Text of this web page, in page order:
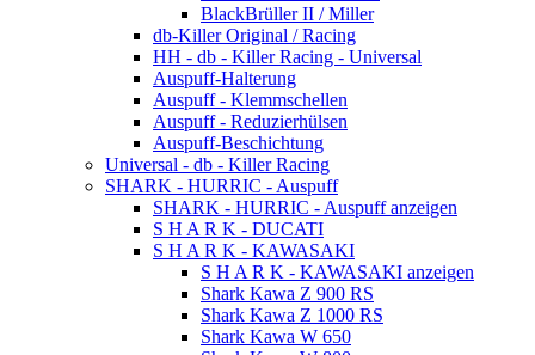
BlackBrüller II / Miller
db-Killer Original / Racing
HH - db - Killer Racing - Universal
Auspuff-Halterung
Auspuff - Klemmschellen
Auspuff - Reduzierhülsen
Auspuff-Beschichtung
Universal - db - Killer Racing
SHARK - HURRIC - Auspuff
SHARK - HURRIC - Auspuff anzeigen
S H A R K - DUCATI
S H A R K - KAWASAKI
S H A R K - KAWASAKI anzeigen
Shark Kawa Z 900 RS
Shark Kawa Z 1000 RS
Shark Kawa W 650